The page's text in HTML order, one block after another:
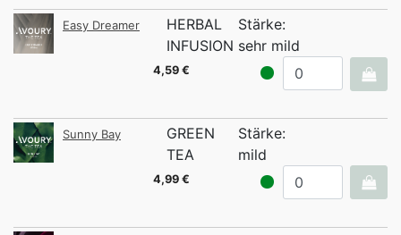
Easy Dreamer
HERBAL
INFUSION
Stärke:
sehr mild
4,59 €
Sunny Bay
GREEN
TEA
Stärke:
mild
4,99 €